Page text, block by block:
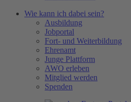
Wie kann ich dabei sein?
Ausbildung
Jobportal
Fort- und Weiterbildung
Ehrenamt
Junge Plattform
AWO erleben
Mitglied werden
Spenden